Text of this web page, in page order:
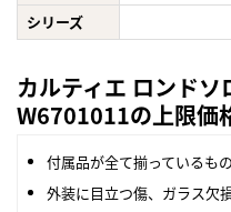
シリーズ
カルティエ ロンド
W6701011の上限価
付属品が全て揃っているも
外装に目立つ傷、ガラス欠